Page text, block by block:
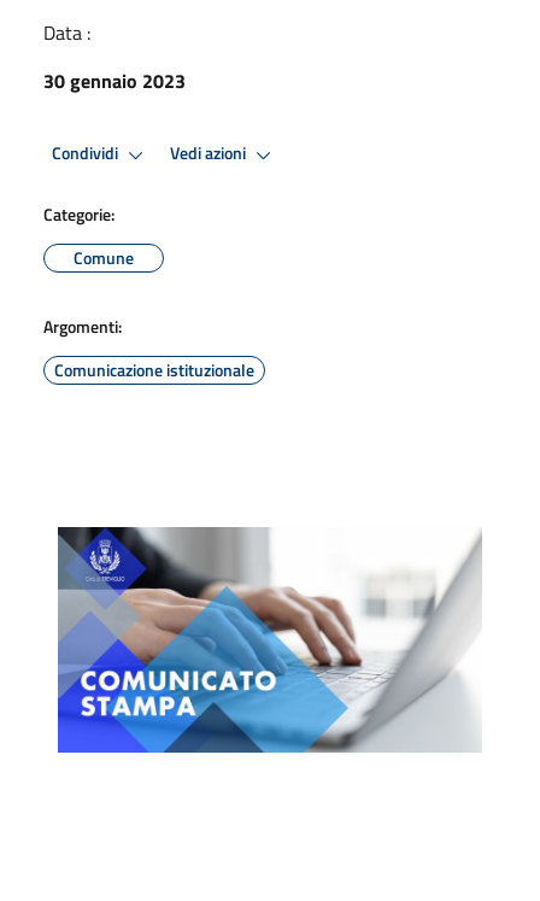
Data :
30 gennaio 2023
Condividi Vedi azioni
Categorie:
Comune
Argomenti:
Comunicazione istituzionale